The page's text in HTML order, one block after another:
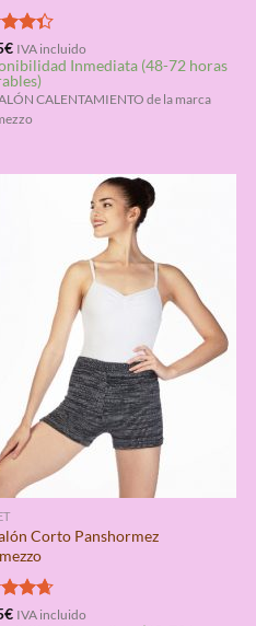
4.33
€ IVA incluido
Inmediata (48-72 horas
CALENTAMIENTO de la marca
Corto Panshormez
€ IVA incluido